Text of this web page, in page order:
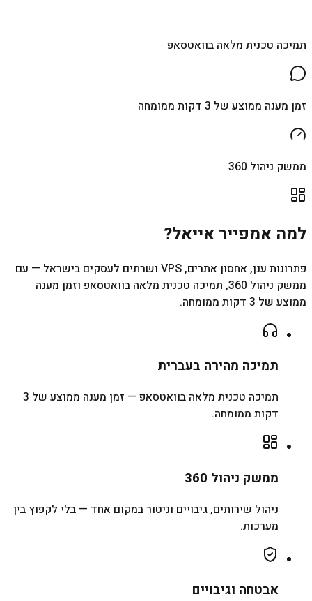
תמיכה טכנית מלאה בוואטסאפ
זמן מענה ממוצע של 3 דקות ממומחה
ממשק ניהול 360
למה אמפייר אייאל?
פתרונות ענן, אחסון אתרים, VPS ושרתים לעסקים בישראל — עם
ממשק ניהול 360, תמיכה טכנית מלאה בוואטסאפ וזמן מענה
ממוצע של 3 דקות ממומחה.
תמיכה מהירה בעברית
תמיכה טכנית מלאה בוואטסאפ — זמן מענה ממוצע של 3
דקות ממומחה.
ממשק ניהול 360
ניהול שירותים, גיבויים וניטור במקום אחד — בלי לקפוץ בין
מערכות.
אבטחה וגיבויים